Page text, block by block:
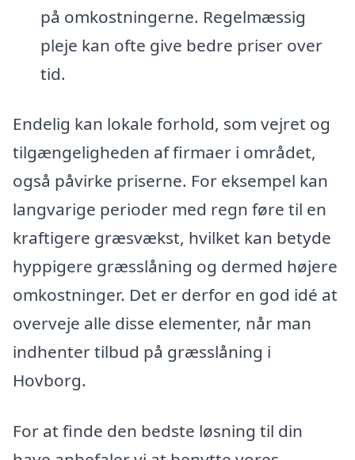
på omkostningerne. Regelmæssig
pleje kan ofte give bedre priser over
tid.
Endelig kan lokale forhold, som vejret og
tilgængeligheden af firmaer i området,
også påvirke priserne. For eksempel kan
langvarige perioder med regn føre til en
kraftigere græsvækst, hvilket kan betyde
hyppigere græsslåning og dermed højere
omkostninger. Det er derfor en god idé at
overveje alle disse elementer, når man
indhenter tilbud på græsslåning i
Hovborg.
For at finde den bedste løsning til din